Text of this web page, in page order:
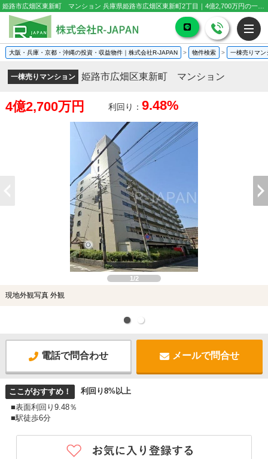
大阪・兵庫・京都・沖縄の投資・収益物件｜株式会社R-JAPAN > 物件検索 > 一棟売りマン
一棟売りマンション 姫路市広畑区東新町 マンション
4億2,700万円 利回り： 9.48%
1/2
現地外観写真 外観
電話で問合わせ メールで問合せ
ここがおすすめ！
利回り8%以上
■表面利回り9.48％
■駅徒歩6分